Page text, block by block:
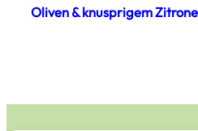
Oliven & knusprigem